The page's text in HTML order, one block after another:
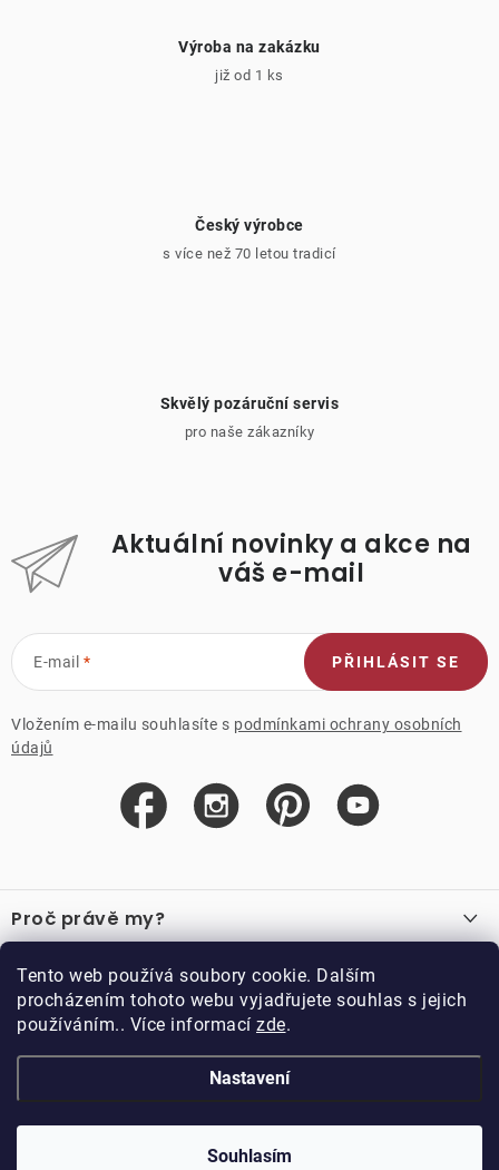
Tento web používá soubory cookie. Dalším
procházením tohoto webu vyjadřujete souhlas s jejich
používáním.. Více informací zde.
Nastavení
Souhlasím
Výroba na zakázku
již od 1 ks
Český výrobce
s více než 70 letou tradicí
Skvělý pozáruční servis
pro naše zákazníky
Aktuální novinky a akce na
váš e-mail
E-mail
Vložením e-mailu souhlasíte s podmínkami ochrany osobních
údajů
PŘIHLÁSIT SE
á
p
a
Proč právě my?
Recenze
Důležité odkazy
Velkoobchod
Vzorková prodejna
Kariéra
Blog
O nákupu
Obchodní podmínky
Podmínky věrnostního programu
Doppler CZ spol. s.r.o.,
DOPPLER CZ spol. s r.o.. Všechna práva vyhrazena.